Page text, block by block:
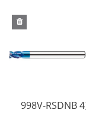
998V-RSDNB